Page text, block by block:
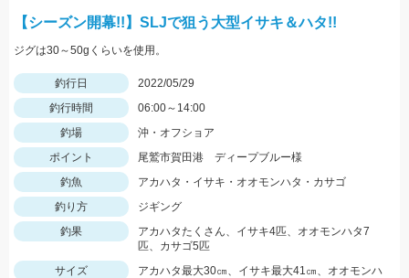
【シーズン開幕!!】SLJで狙う大型イサキ＆ハタ!!
ジグは30～50gくらいを使用。
釣行日
2022/05/29
釣行時間
06:00～14:00
釣場
沖・オフショア
ポイント
尾鷲市賀田港 ディープブルー様
釣魚
アカハタ・イサキ・オオモンハタ・カサゴ
釣り方
ジギング
釣果
アカハタたくさん、イサキ4匹、オオモンハタ7
匹、カサゴ5匹
サイズ
アカハタ最大30㎝、イサキ最大41㎝、オオモンハ